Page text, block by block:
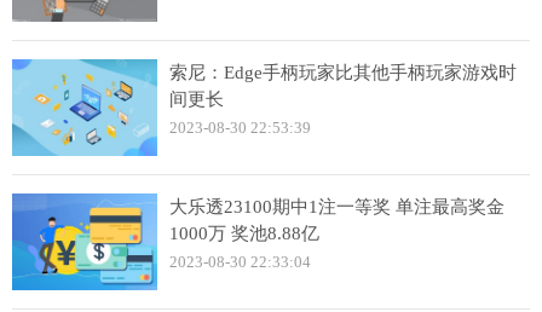
索尼：Edge手柄玩家比其他手柄玩家游戏时
间更长
2023-08-30 22:53:39
大乐透23100期中1注一等奖 单注最高奖金
1000万 奖池8.88亿
2023-08-30 22:33:04